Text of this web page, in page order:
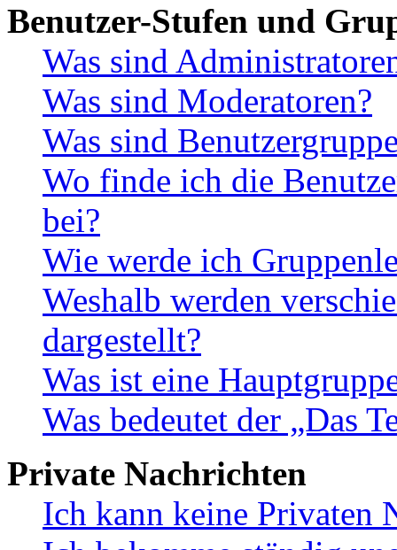
Benutzer-Stufen und
Was sind
Was sind Moderatoren?
Was sind
Wo finde ich die
bei?
Wie werde ich
Weshalb werden
dargestellt?
Was ist eine
Was bedeutet der „Das
Private Nachrichten
Ich kann keine Privaten